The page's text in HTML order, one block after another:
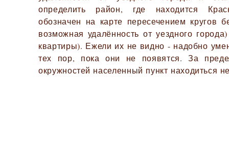
определить район, где находится
обозначен на карте пересечением кругов
возможная удалённость от уездного
квартиры). Ежели их не видно - надобно
тех пор, пока они не появятся. За
окружностей населенный пункт находиться